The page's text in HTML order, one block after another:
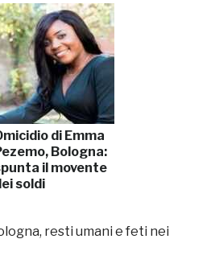
di Emma
Bologna:
il movente
soldi
resti umani e feti nei